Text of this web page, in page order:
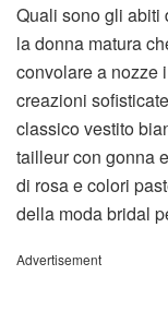
Quali sono gli abiti
la donna matura
convolare a nozze
creazioni
classico vestito
tailleur con gonna
di rosa e colori
della moda bridal
Advertisement